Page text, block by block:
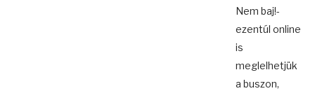
Nem baj!-
ezentúl online
is
meglelhetjük
a buszon,